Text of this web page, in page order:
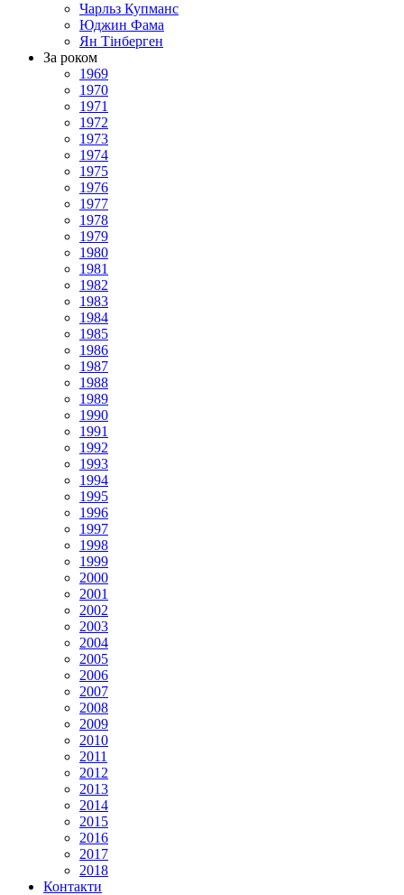
Чарльз Купманс
Юджин Фама
Ян Тінберген
За роком
1969
1970
1971
1972
1973
1974
1975
1976
1977
1978
1979
1980
1981
1982
1983
1984
1985
1986
1987
1988
1989
1990
1991
1992
1993
1994
1995
1996
1997
1998
1999
2000
2001
2002
2003
2004
2005
2006
2007
2008
2009
2010
2011
2012
2013
2014
2015
2016
2017
2018
Контакти